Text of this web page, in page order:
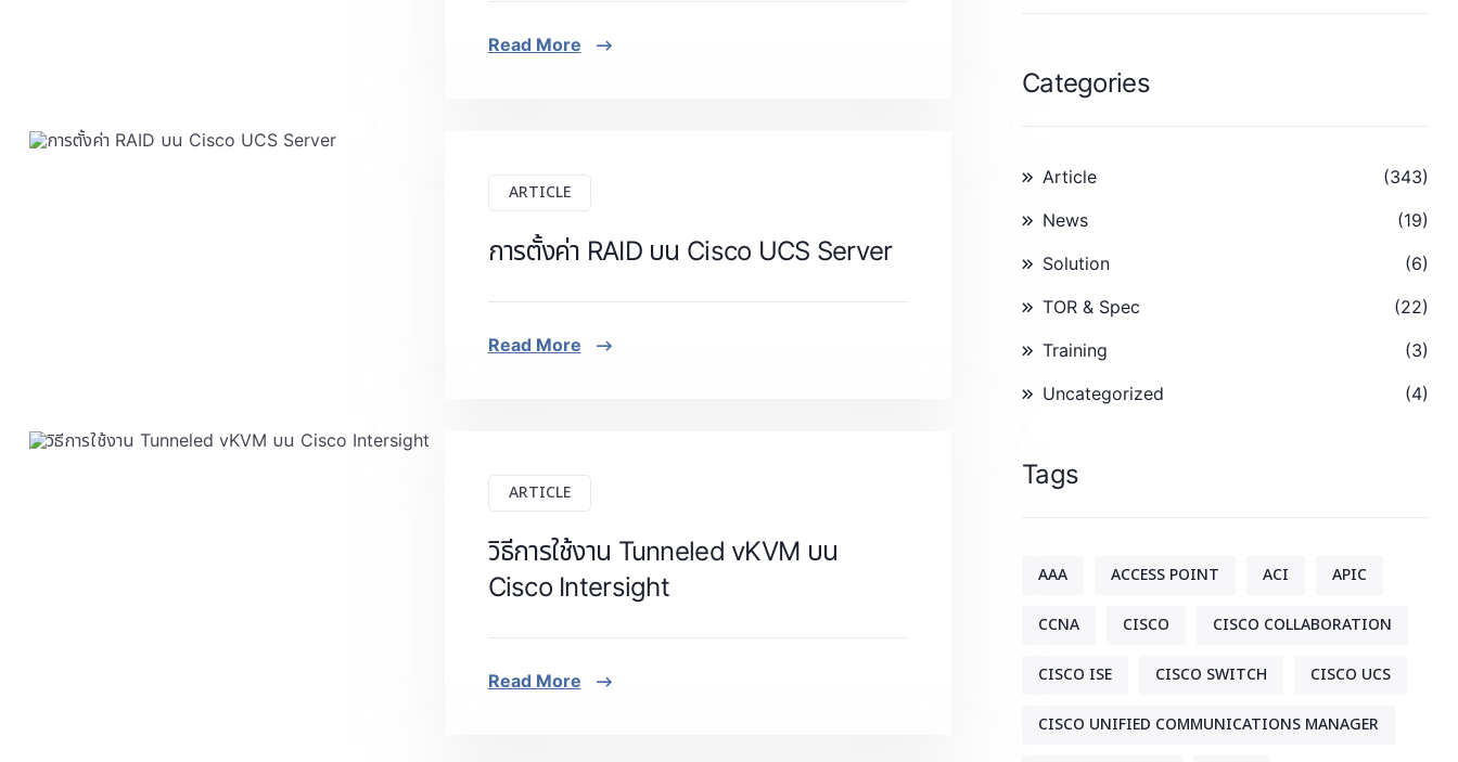
Read More
ARTICLE
การตั้งค่า RAID บน Cisco UCS Server
Read More
ARTICLE
วิธีการใช้งาน Tunneled vKVM บน
Cisco Intersight
Read More
Categories
Article (343)
News (19)
Solution (6)
TOR & Spec (22)
Training (3)
Uncategorized (4)
Tags
AAA ACCESS POINT ACI APIC
CCNA CISCO CISCO COLLABORATION
CISCO ISE CISCO SWITCH CISCO UCS
CISCO UNIFIED COMMUNICATIONS MANAGER